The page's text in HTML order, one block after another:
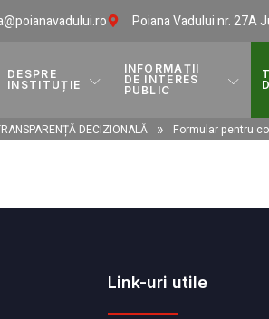
Poiana Vadului nr. 27A
DESPRE
INSTITUȚIE
INFORMAȚII
DE INTERES
PUBLIC
DECIZIONALĂ » Formular pentru
Link-uri utile